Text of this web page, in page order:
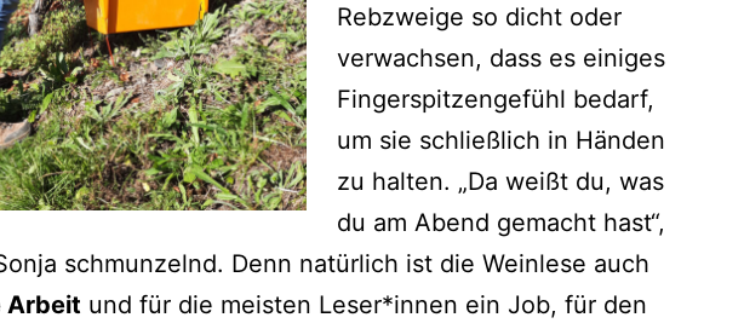
Rebzweige so dicht oder
verwachsen, dass es einiges
Fingerspitzengefühl bedarf,
um sie schließlich in Händen
zu halten. „Da weißt du, was
du am Abend gemacht hast“,
schmunzelnd. Denn natürlich ist die Weinlese auch
Arbeit und für die meisten Leser*innen ein Job, für den